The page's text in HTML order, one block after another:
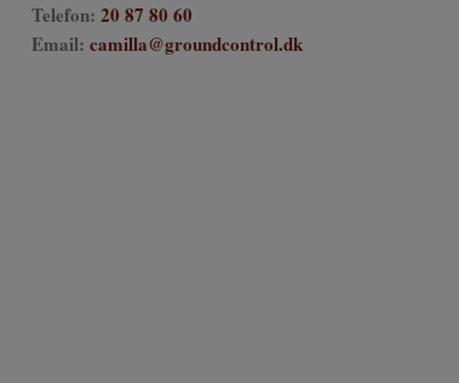
Telefon: 20 87 80 60
Email: camilla@groundcontrol.dk